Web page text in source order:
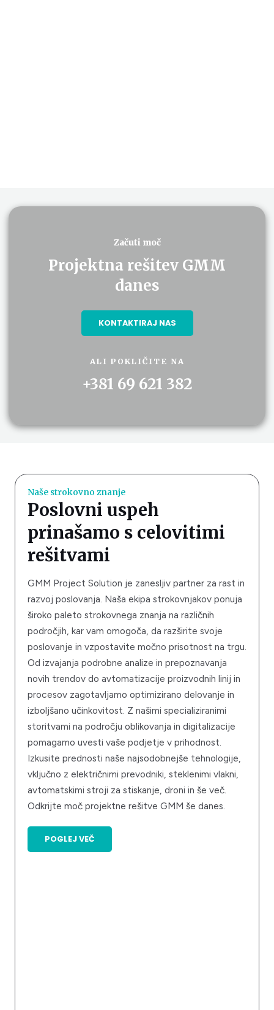
Začuti moč
Projektna rešitev GMM
danes
KONTAKTIRAJ NAS
ALI POKLIČITE NA
+381 69 621 382
Naše strokovno znanje
Poslovni uspeh
prinašamo s celovitimi
rešitvami
GMM Project Solution je zanesljiv partner za rast in
razvoj poslovanja. Naša ekipa strokovnjakov ponuja
široko paleto strokovnega znanja na različnih
področjih, kar vam omogoča, da razširite svoje
poslovanje in vzpostavite močno prisotnost na trgu.
Od izvajanja podrobne analize in prepoznavanja
novih trendov do avtomatizacije proizvodnih linij in
procesov zagotavljamo optimizirano delovanje in
izboljšano učinkovitost. Z našimi specializiranimi
storitvami na področju oblikovanja in digitalizacije
pomagamo uvesti vaše podjetje v prihodnost.
Izkusite prednosti naše najsodobnejše tehnologije,
vključno z električnimi prevodniki, steklenimi vlakni,
avtomatskimi stroji za stiskanje, droni in še več.
Odkrijte moč projektne rešitve GMM še danes.
POGLEJ VEČ